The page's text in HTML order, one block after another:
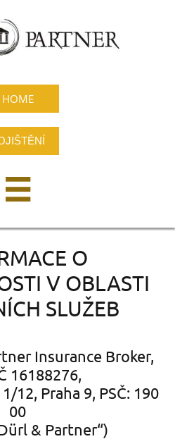
HOME

O
V OBLASTI
SLUŽEB
Insurance Broker,
16188276,
12, Praha 9, PSČ: 190
00
& Partner“)